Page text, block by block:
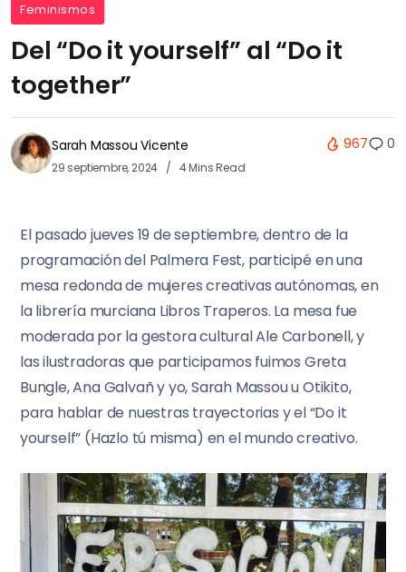
Feminismos
Del “Do it yourself” al “Do it
together”
Sarah Massou Vicente
29 septiembre, 2024 4 Mins Read
967 0
El pasado jueves 19 de septiembre, dentro de la
programación del Palmera Fest, participé en una
mesa redonda de mujeres creativas autónomas, en
la librería murciana Libros Traperos. La mesa fue
moderada por la gestora cultural Ale Carbonell, y
las ilustradoras que participamos fuimos Greta
Bungle, Ana Galvañ y yo, Sarah Massou u Otikito,
para hablar de nuestras trayectorias y el “Do it
yourself” (Hazlo tú misma) en el mundo creativo.